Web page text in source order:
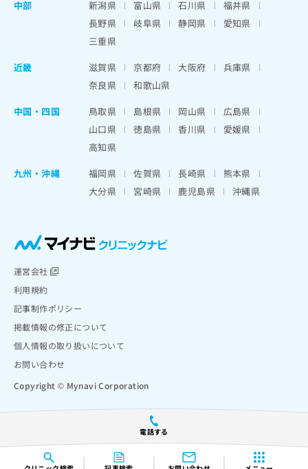
電話する
中部
新潟県 富山県 石川県
福井県
長野県
岐阜県 静岡県
愛知県
三重県
近畿
滋賀県 京都府 大阪府
兵庫県
奈良県
和歌山県
中国・四国
鳥取県 島根県 岡山県
広島県
山口県
徳島県 香川県
愛媛県
高知県
九州・沖縄
福岡県 佐賀県 長崎県
熊本県
大分県
宮崎県 鹿児島県 沖縄県
運営会社
利用規約
記事制作ポリシー
掲載情報の修正について
個人情報の取り扱いについて
お問い合わせ
Copyright © Mynavi Corporation